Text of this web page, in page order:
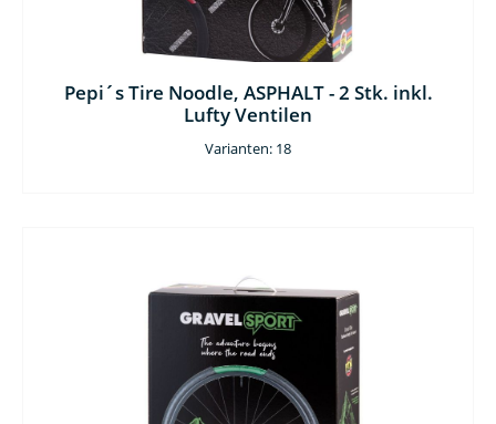
Pepi´s Tire Noodle, ASPHALT - 2 Stk. inkl.
Lufty Ventilen
Varianten: 18